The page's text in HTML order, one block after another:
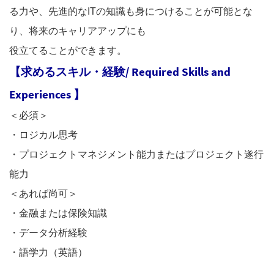
る力や、先進的なITの知識も身につけることが可能とな
り、将来のキャリアアップにも
役立てることができます。
【求めるスキル・経験/ Required Skills and
Experiences 】
＜必須＞
・ロジカル思考
・プロジェクトマネジメント能力またはプロジェクト遂行
能力
＜あれば尚可＞
・金融または保険知識
・データ分析経験
・語学力（英語）